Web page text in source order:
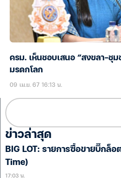
ครม. เห็นชอบเสนอ “สงขลา-ชุม
มรดกโลก
09 เม.ย. 67 16:13 น.
ข่าวล่าสุด
BIG LOT: รายการซื้อขายบิ๊กล็
Time)
17:03 น.